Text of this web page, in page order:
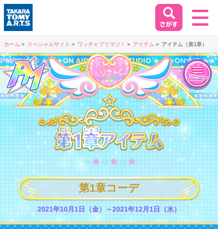
ホーム
HOME
商品情報
PRODUCT
イベント&キャンペーン
EVENT&CAMPAIGN
お客様相談室
SUPPORT
閉じる
ホーム スペシャルサイト ワッチャプリマジ！ アイテム アイテム（第1章）
第1章アイテム
第1章コーデ
2021年10月1日（金）～2021年12月1日（水）